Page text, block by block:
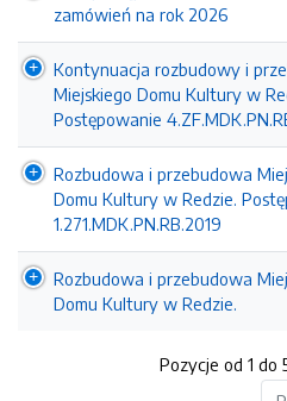
zamówień na rok 2026
Kontynuacja rozbudowy i
Miejskiego Domu Kultury w
Postępowanie
Rozbudowa i przebudowa
Domu Kultury w Redzie.
1.271.MDK.PN.RB.2019
Rozbudowa i przebudowa
Domu Kultury w Redzie.
Pozycje od 1 do